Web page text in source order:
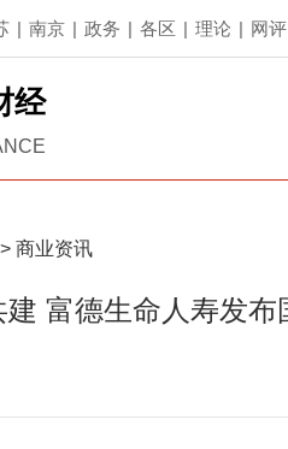
| 南京 | 政务 | 各区 | 理论 | 网评
经
> 商业资讯
富德生命人寿发